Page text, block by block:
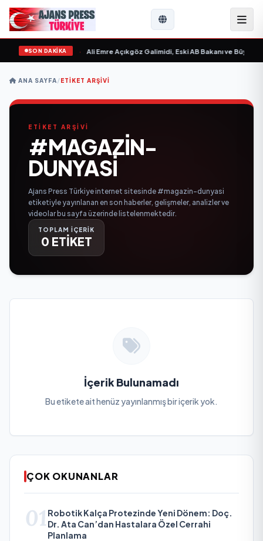
SON DAKİKA
“ yayımlandı Ali Emre Açıkgöz Galimidi, Eski AB Bakanı ve
ANA SAYFA/ETIKET ARŞIVI
ETİKET ARŞİVİ
#MAGAZIN-
DUNYASI
Ajans Press Türkiye internet sitesinde #magazin-dunyasi
etiketiyle yayınlanan en son haberler, gelişmeler, analizler ve
videolar bu sayfa üzerinde listelenmektedir.
TOPLAM İÇERİK
0 ETİKET
İçerik Bulunamadı
Bu etikete ait henüz yayınlanmış bir içerik yok.
ÇOK OKUNANLAR
01 Robotik Kalça Protezinde Yeni Dönem: Doç.
Dr. Ata Can’dan Hastalara Özel Cerrahi
Planlama